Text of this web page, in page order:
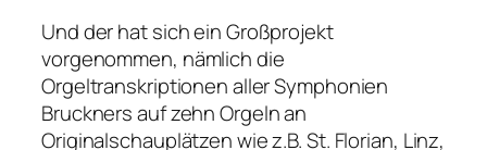
Und der hat sich ein Großprojekt
vorgenommen, nämlich die
Orgeltranskriptionen aller Symphonien
Bruckners auf zehn Orgeln an
Originalschauplätzen wie z.B. St. Florian, Linz,